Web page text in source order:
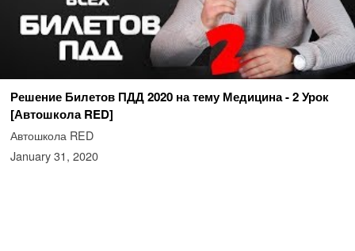
Решение Билетов ПДД 2020 на тему Медицина - 2 Урок
[Автошкола RED]
Автошкола RED
January 31, 2020